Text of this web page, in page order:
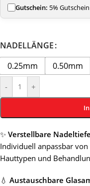
Gutschein: 5%
NADELLÄNGE
0.25mm
0.50mm
- +
✨ Verstellbare Nadeltiefe
Individuell anpassbar
Hauttypen und
💧 Austauschbare